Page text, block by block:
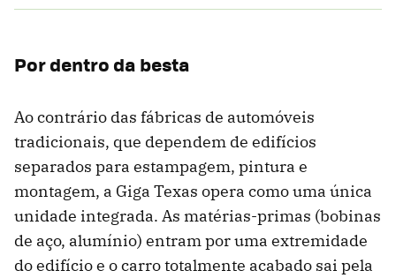
Por dentro da besta
Ao contrário das fábricas de automóveis
tradicionais, que dependem de edifícios
separados para estampagem, pintura e
montagem, a Giga Texas opera como uma única
unidade integrada. As matérias-primas (bobinas
de aço, alumínio) entram por uma extremidade
do edifício e o carro totalmente acabado sai pela